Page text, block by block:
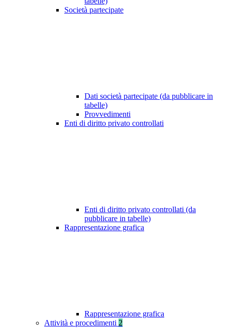
Società partecipate
Dati società partecipate (da pubblicare in
tabelle)
Provvedimenti
Enti di diritto privato controllati
Enti di diritto privato controllati (da
pubblicare in tabelle)
Rappresentazione grafica
Rappresentazione grafica
Attività e procedimenti 2